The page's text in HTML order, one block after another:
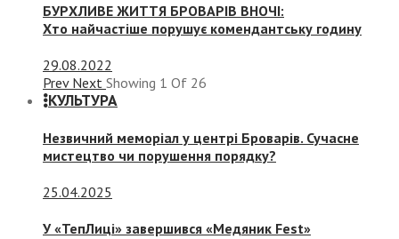
БУРХЛИВЕ ЖИТТЯ БРОВАРІВ ВНОЧІ:
Хто найчастіше порушує комендантську годину
29.08.2022
Prev Next Showing 1 Of 26
КУЛЬТУРА
Незвичний меморіал у центрі Броварів. Сучасне
мистецтво чи порушення порядку?
25.04.2025
У «ТепЛиці» завершився «Медяник Fest»